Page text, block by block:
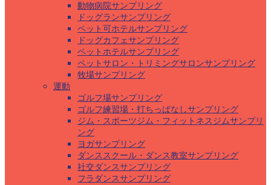
動物病院サンプリング
ドッグランサンプリング
ペット可ホテルサンプリング
ドッグカフェサンプリング
ペットホテルサンプリング
ペットサロン・トリミングサロンサンプリング
牧場サンプリング
運動
ゴルフ場サンプリング
ゴルフ練習場・打ちっぱなしサンプリング
ジム・スポーツジム・フィットネスジムサンプリ
ング
ヨガサンプリング
ダンススクール・ダンス教室サンプリング
社交ダンスサンプリング
フラダンスサンプリング